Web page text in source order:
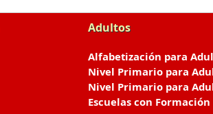
Adultos
Alfabetización para
Nivel Primario para
Nivel Primario para
Escuelas con